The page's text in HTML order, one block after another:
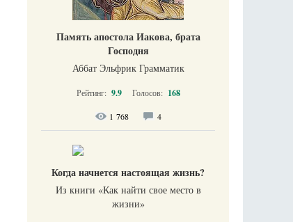
Память апостола Иакова, брата
Господня
Аббат Эльфрик Грамматик
Рейтинг: 9.9 Голосов: 168
1 768 4
Когда начнется настоящая жизнь?
Из книги «Как найти свое место в
жизни​»